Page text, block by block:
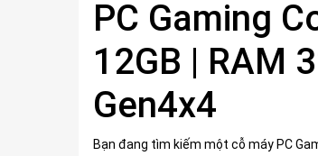
PC Gaming
12GB | RAM
Gen4x4
Bạn đang tìm kiếm một cỗ máy PC